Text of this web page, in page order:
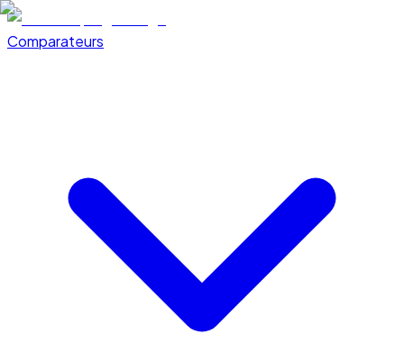
Comparateurs